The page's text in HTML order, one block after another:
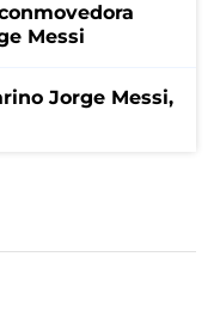
Messi
Jorge Messi,